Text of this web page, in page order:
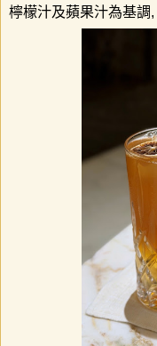
檸檬汁及蘋果汁為基調,